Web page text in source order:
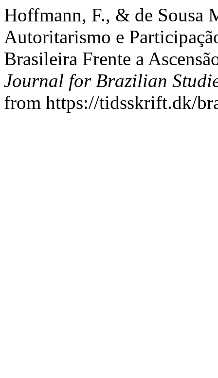
Hoffmann, F., & de Sousa
Autoritarismo e
Brasileira Frente a
Journal for Brazilian
from https://tidsskrift.dk/